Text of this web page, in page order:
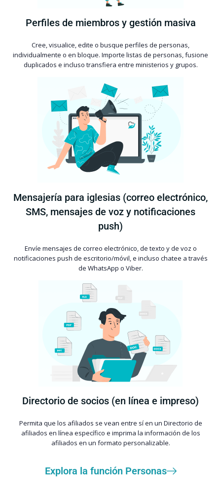
Perfiles de miembros y gestión masiva
Cree, visualice, edite o busque perfiles de personas,
individualmente o en bloque. Importe listas de personas, fusione
duplicados e incluso transfiera entre ministerios y grupos.
Mensajería para iglesias (correo electrónico,
SMS, mensajes de voz y notificaciones
push)
Envíe mensajes de correo electrónico, de texto y de voz o
notificaciones push de escritorio/móvil, e incluso chatee a través
de WhatsApp o Viber.
Directorio de socios (en línea e impreso)
Permita que los afiliados se vean entre sí en un Directorio de
afiliados en línea específico e imprima la información de los
afiliados en un formato personalizable.
Explora la función Personas